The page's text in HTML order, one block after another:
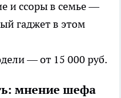
и ссоры в семье —
гаджет в этом
— от 15 000 руб.
мнение шефа